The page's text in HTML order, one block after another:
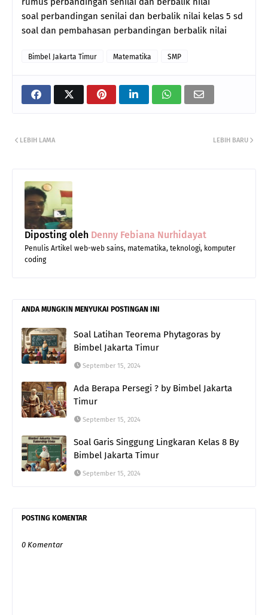
soal perbandingan senilai dan berbalik nilai kelas 5 sd
soal dan pembahasan perbandingan berbalik nilai
Bimbel Jakarta Timur Matematika SMP
LEBIH BARU
LEBIH LAMA
Diposting oleh Denny Febiana Nurhidayat
Penulis Artikel web-web sains, matematika, teknologi, komputer
coding
ANDA MUNGKIN MENYUKAI POSTINGAN INI
Soal Latihan Teorema Phytagoras by
Bimbel Jakarta Timur
September 15, 2024
Ada Berapa Persegi ? by Bimbel Jakarta
Timur
September 15, 2024
Soal Garis Singgung Lingkaran Kelas 8 By
Bimbel Jakarta Timur
September 15, 2024
POSTING KOMENTAR
0 Komentar